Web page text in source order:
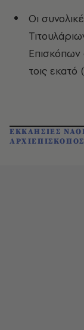
Οι
Επισκόπων
τοις
ΕΚΚΛΗΣΙΕΣ